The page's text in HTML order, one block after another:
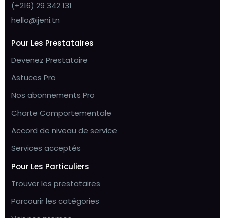
(+216) 29 342 131
hello@ijeni.tn
Pour Les Prestataires
Devenez Prestataire
Astuces Pro
Nos abonnements Pro
Charte Comportementale
Accord de niveau de service
Services acceptés
Pour Les Particuliers
Trouver les prestataires
Parcourir les catégories